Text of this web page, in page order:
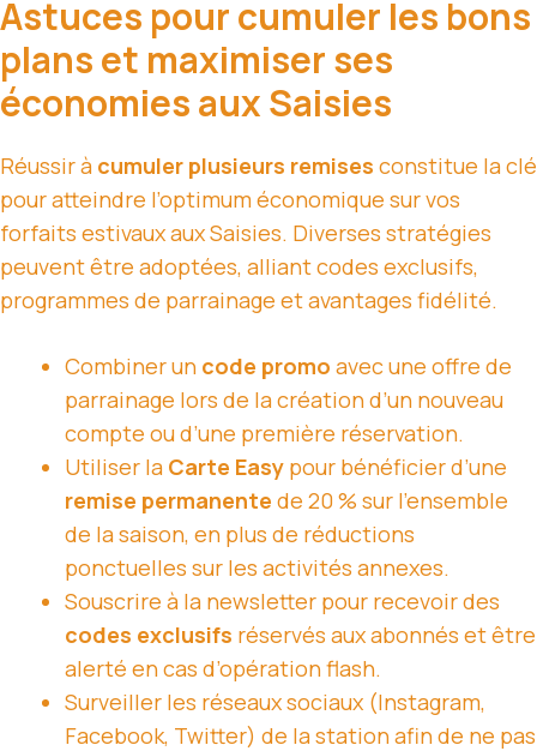
Astuces pour cumuler les bons
plans et maximiser ses
économies aux Saisies
Réussir à cumuler plusieurs remises constitue la clé
pour atteindre l’optimum économique sur vos
forfaits estivaux aux Saisies. Diverses stratégies
peuvent être adoptées, alliant codes exclusifs,
programmes de parrainage et avantages fidélité.
Combiner un code promo avec une offre de
parrainage lors de la création d’un nouveau
compte ou d’une première réservation.
Utiliser la Carte Easy pour bénéficier d’une
remise permanente de 20 % sur l’ensemble
de la saison, en plus de réductions
ponctuelles sur les activités annexes.
Souscrire à la newsletter pour recevoir des
codes exclusifs réservés aux abonnés et être
alerté en cas d’opération flash.
Surveiller les réseaux sociaux (Instagram,
Facebook, Twitter) de la station afin de ne pas